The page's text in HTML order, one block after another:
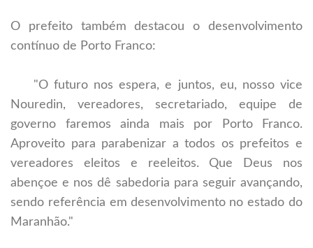
O prefeito também destacou o desenvolvimento
contínuo de Porto Franco:
"O futuro nos espera, e juntos, eu, nosso vice
Nouredin, vereadores, secretariado, equipe de
governo faremos ainda mais por Porto Franco.
Aproveito para parabenizar a todos os prefeitos e
vereadores eleitos e reeleitos. Que Deus nos
abençoe e nos dê sabedoria para seguir avançando,
sendo referência em desenvolvimento no estado do
Maranhão."